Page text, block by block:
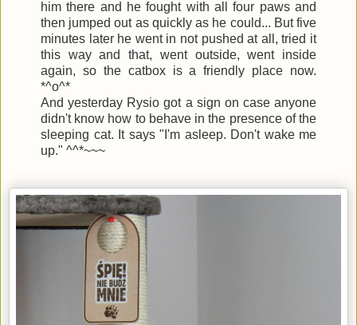
him there and he fought with all four paws and
then jumped out as quickly as he could... But five
minutes later he went in not pushed at all, tried it
this way and that, went outside, went inside
again, so the catbox is a friendly place now.
*^o^*
And yesterday Rysio got a sign on case anyone
didn't know how to behave in the presence of the
sleeping cat. It says "I'm asleep. Don't wake me
up." ^^*~~~